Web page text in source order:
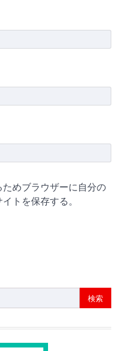
めブラウザーに自分の
トを保存する。